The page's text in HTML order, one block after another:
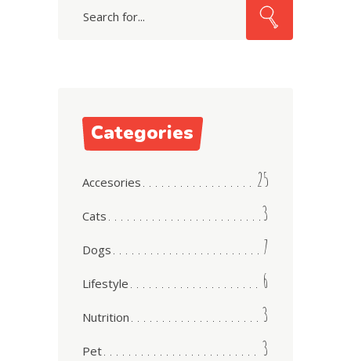
Categories
Accesories 25
Cats 3
Dogs 7
Lifestyle 6
Nutrition 3
Pet 3